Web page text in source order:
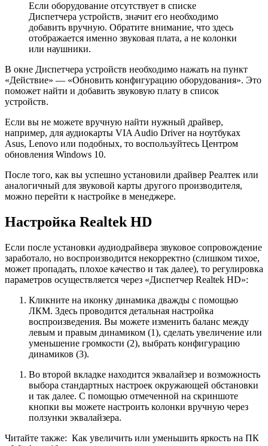
Если оборудование отсутствует в списке
Диспетчера устройств, значит его необходимо
добавить вручную. Обратите внимание, что здесь
отображается именно звуковая плата, а не колонки
или наушники.
В окне Диспетчера устройств необходимо нажать на пункт
«Действие» — «Обновить конфигурацию оборудования». Это
поможет найти и добавить звуковую плату в список
устройств.
Если вы не можете вручную найти нужный драйвер,
например, для аудиокарты VIA Audio Driver на ноутбуках
Asus, Lenovo или подобных, то воспользуйтесь Центром
обновления Windows 10.
После того, как вы успешно установили драйвер Реалтек или
аналогичный для звуковой карты другого производителя,
можно перейти к настройке в менеджере.
Настройка Realtek HD
Если после установки аудиодрайвера звуковое сопровождение
заработало, но воспроизводится некорректно (слишком тихое,
может пропадать, плохое качество и так далее), то регулировка
параметров осуществляется через «Диспетчер Realtek HD»:
Кликните на иконку динамика дважды с помощью
ЛКМ. Здесь проводится детальная настройка
воспроизведения. Вы можете изменить баланс между
левым и правым динамиком (1), сделать увеличение или
уменьшение громкости (2), выбрать конфигурацию
динамиков (3).
Во второй вкладке находится эквалайзер и возможность
выбора стандартных настроек окружающей обстановки
и так далее. С помощью отмеченной на скриншоте
кнопки вы можете настроить колонки вручную через
ползунки эквалайзера.
Читайте также: Как увеличить или уменьшить яркость на ПК